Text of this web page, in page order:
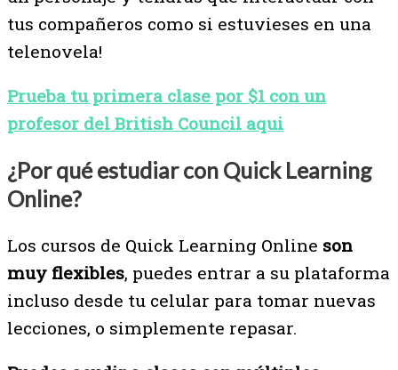
tus compañeros como si estuvieses en una
telenovela!
Prueba tu primera clase por $1 con un
profesor del British Council aqui
¿Por qué estudiar con Quick Learning
Online?
Los cursos de Quick Learning Online son
muy flexibles, puedes entrar a su plataforma
incluso desde tu celular para tomar nuevas
lecciones, o simplemente repasar.